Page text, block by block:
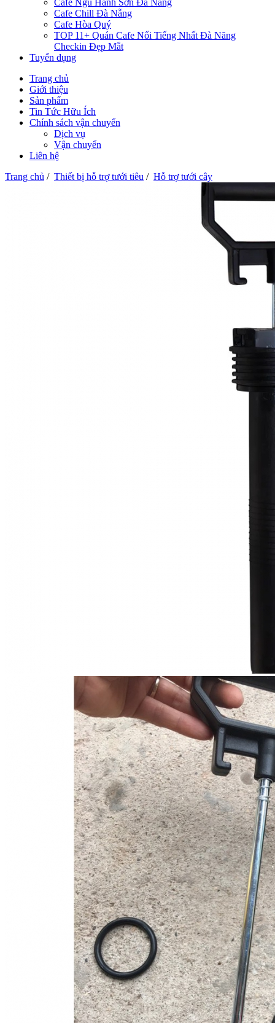
Cafe Ngũ Hành Sơn Đà Nẵng
Cafe Chill Đà Nẵng
Cafe Hòa Quý
TOP 11+ Quán Cafe Nổi Tiếng Nhất Đà Năng
Checkin Đẹp Mắt
Tuyển dụng
Trang chủ
Giới thiệu
Sản phẩm
Tin Tức Hữu Ích
Chính sách vận chuyển
Dịch vụ
Vận chuyển
Liên hệ
Trang chủ / Thiết bị hỗ trợ tưới tiêu / Hỗ trợ tưới cây